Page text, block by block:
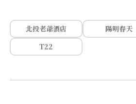
北投老爺酒店
陽明春天
T22